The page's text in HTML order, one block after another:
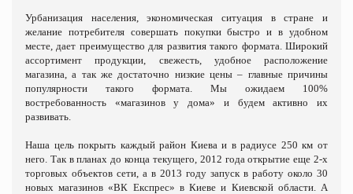
Урбанизация населения, экономическая ситуация в стране и
желание потребителя совершать покупки быстро и в удобном
месте, дает преимущество для развития такого формата. Широкий
ассортимент продукции, свежесть, удобное расположение
магазина, а так же достаточно низкие цены – главные причины
популярности такого формата. Мы ожидаем 100%
востребованность «магазинов у дома» и будем активно их
развивать.
Наша цель покрыть каждый район Киева и в радиусе 250 км от
него. Так в планах до конца текущего, 2012 года открытие еще 2-х
торговых объектов сети, а в 2013 году запуск в работу около 30
новых магазинов «ВК Експрес» в Киеве и Киевской области.
А